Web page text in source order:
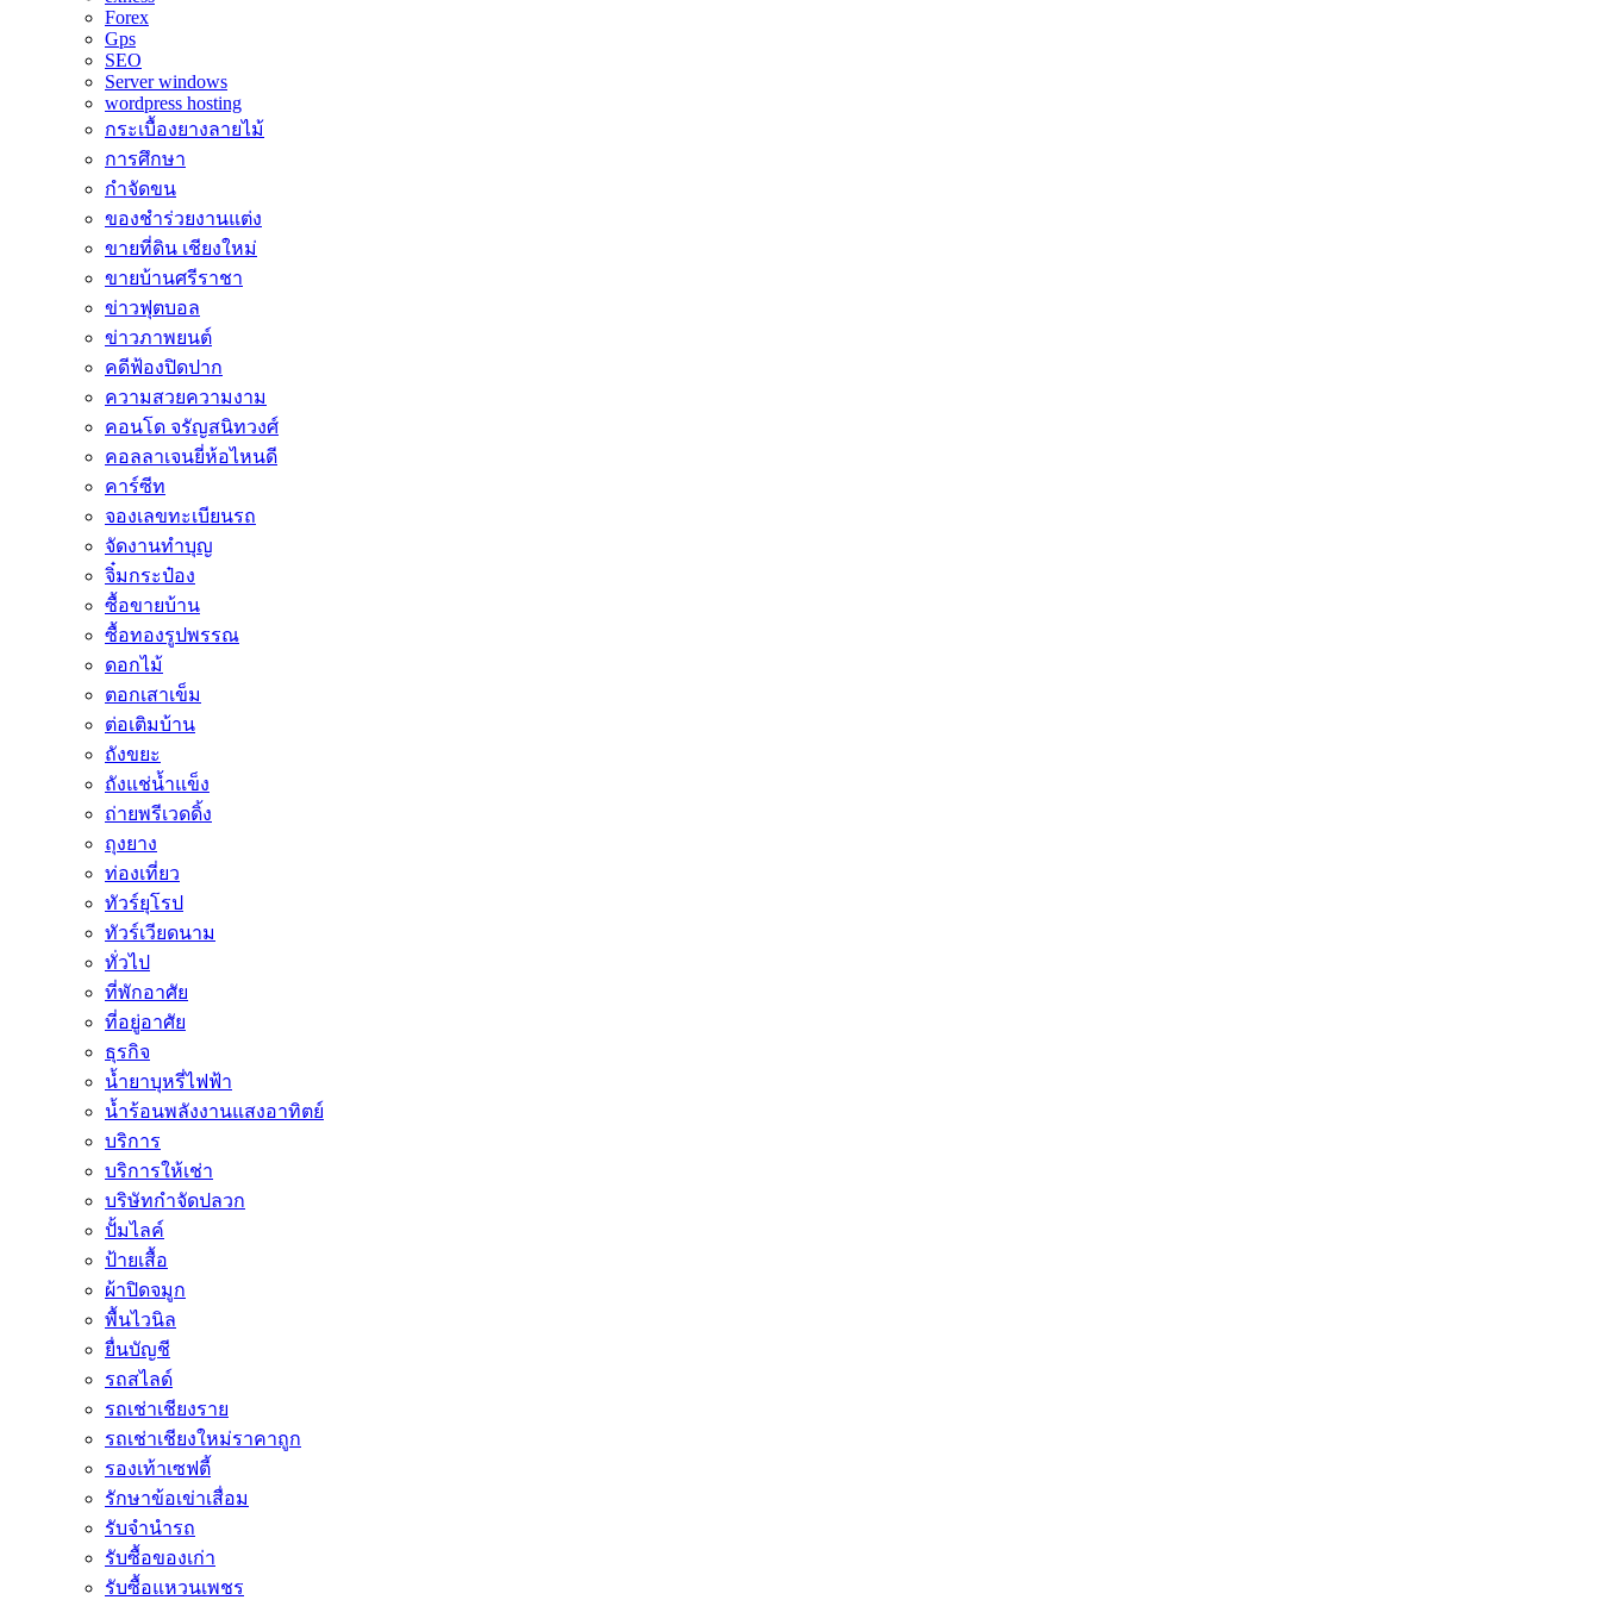
Forex
Gps
SEO
Server windows
wordpress hosting
กระเบื้องยางลายไม้
การศึกษา
กำจัดขน
ของชำร่วยงานแต่ง
ขายที่ดิน เชียงใหม่
ขายบ้านศรีราชา
ข่าวฟุตบอล
ข่าวภาพยนต์
คดีฟ้องปิดปาก
ความสวยความงาม
คอนโด จรัญสนิทวงศ์
คอลลาเจนยี่ห้อไหนดี
คาร์ซีท
จองเลขทะเบียนรถ
จัดงานทำบุญ
จิ๋มกระป๋อง
ซื้อขายบ้าน
ซื้อทองรูปพรรณ
ดอกไม้
ตอกเสาเข็ม
ต่อเติมบ้าน
ถังขยะ
ถังแช่น้ำแข็ง
ถ่ายพรีเวดดิ้ง
ถุงยาง
ท่องเที่ยว
ทัวร์ยุโรป
ทัวร์เวียดนาม
ทั่วไป
ที่พักอาศัย
ที่อยู่อาศัย
ธุรกิจ
น้ำยาบุหรี่ไฟฟ้า
น้ำร้อนพลังงานแสงอาทิตย์
บริการ
บริการให้เช่า
บริษัทกำจัดปลวก
ปั้มไลค์
ป้ายเสื้อ
ผ้าปิดจมูก
พื้นไวนิล
ยื่นบัญชี
รถสไลด์
รถเช่าเชียงราย
รถเช่าเชียงใหม่ราคาถูก
รองเท้าเซฟตี้
รักษาข้อเข่าเสื่อม
รับจำนำรถ
รับซื้อของเก่า
รับซื้อแหวนเพชร